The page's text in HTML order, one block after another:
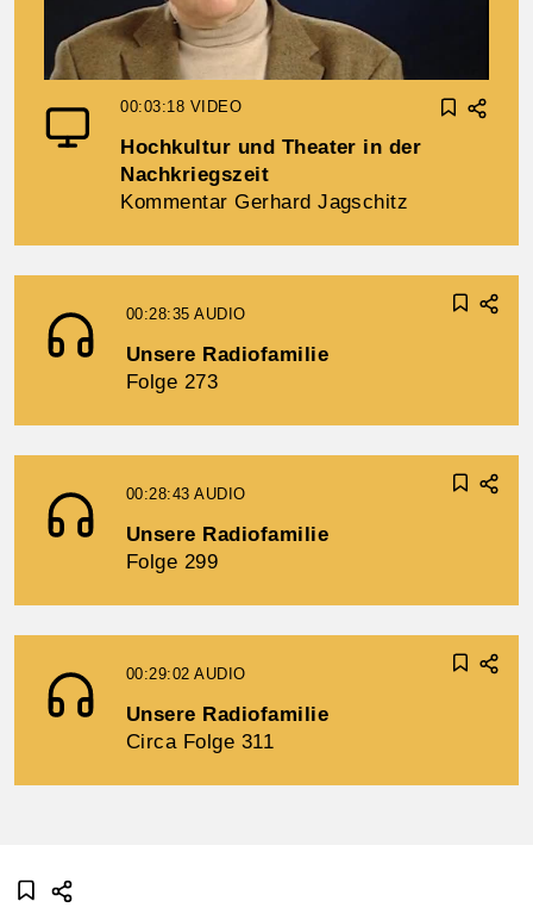
00:03:18 VIDEO
Hochkultur und Theater in der
Nachkriegszeit
Kommentar Gerhard Jagschitz
00:28:35AUDIO
Unsere Radiofamilie
Folge 273
00:28:43AUDIO
Unsere Radiofamilie
Folge 299
00:29:02AUDIO
Unsere Radiofamilie
Circa Folge 311